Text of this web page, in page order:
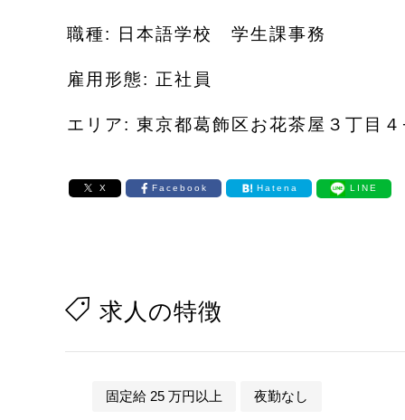
職種: 日本語学校 学生課事務
雇用形態: 正社員
エリア: 東京都葛飾区お花茶屋３丁目
X Facebook Hatena LINE
求人の特徴
固定給 25 万円以上 夜勤なし